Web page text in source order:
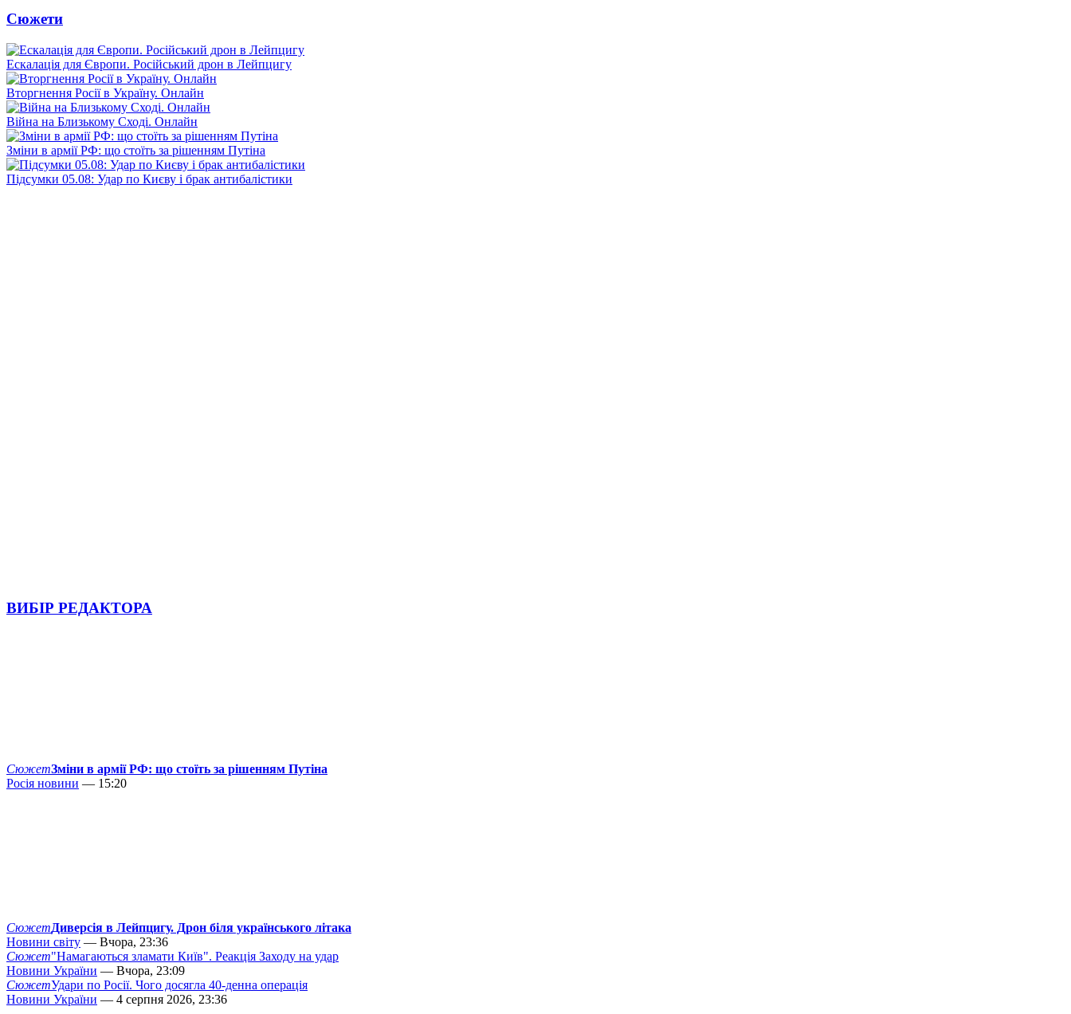
Сюжети
Ескалація для Європи. Російський дрон в Лейпцигу
Вторгнення Росії в Україну. Онлайн
Війна на Близькому Сході. Онлайн
Зміни в армії РФ: що стоїть за рішенням Путіна
Підсумки 05.08: Удар по Києву і брак антибалістики
ВИБІР РЕДАКТОРА
СюжетЗміни в армії РФ: що стоїть за рішенням Путіна
Росія новини — 15:20
СюжетДиверсія в Лейпцигу. Дрон біля українського літака
Новини світу — Вчора, 23:36
Сюжет"Намагаються зламати Київ". Реакція Заходу на удар
Новини України — Вчора, 23:09
СюжетУдари по Росії. Чого досягла 40-денна операція
Новини України — 4 серпня 2026, 23:36